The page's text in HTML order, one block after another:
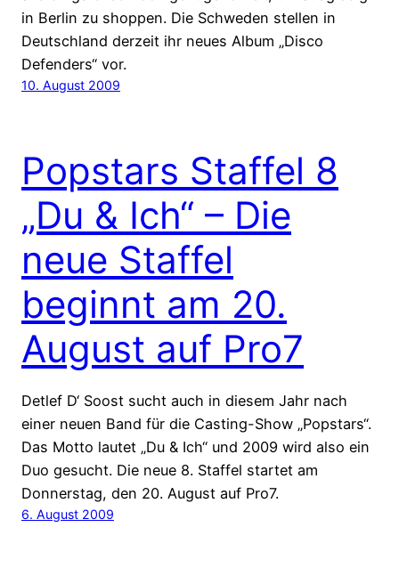
in Berlin zu shoppen. Die Schweden stellen in
Deutschland derzeit ihr neues Album „Disco
Defenders“ vor.
10. August 2009
Popstars Staffel 8
„Du & Ich“ – Die
neue Staffel
beginnt am 20.
August auf Pro7
Detlef D‘ Soost sucht auch in diesem Jahr nach
einer neuen Band für die Casting-Show „Popstars“.
Das Motto lautet „Du & Ich“ und 2009 wird also ein
Duo gesucht. Die neue 8. Staffel startet am
Donnerstag, den 20. August auf Pro7.
6. August 2009